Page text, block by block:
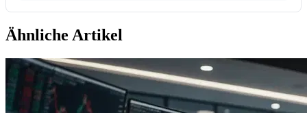
Ähnliche Artikel